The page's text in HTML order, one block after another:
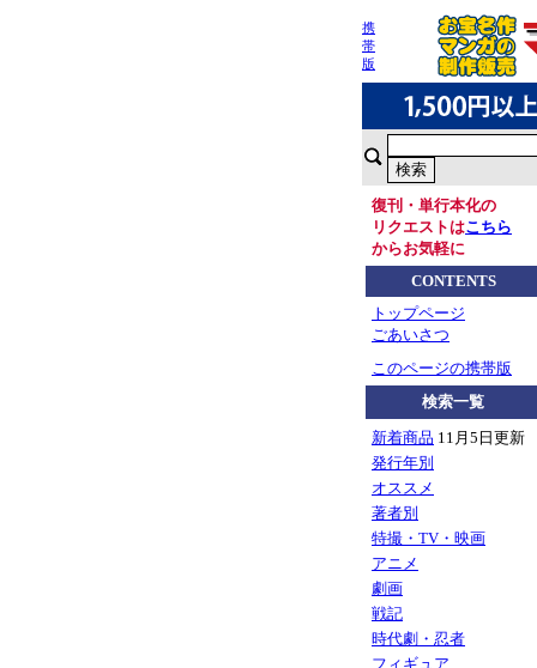
携
帯
版
復刊・単行本化の
リクエストはこちら
からお気軽に
CONTENTS
トップページ
ごあいさつ
このページの携帯版
検索一覧
新着商品 11月5日更新
発行年別
オススメ
著者別
特撮・TV・映画
アニメ
劇画
戦記
時代劇・忍者
フィギュア